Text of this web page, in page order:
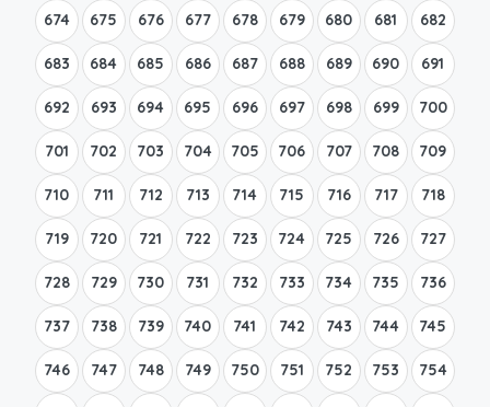
674 675 676 677 678 679 680 681 682
683 684 685 686 687 688 689 690 691
692 693 694 695 696 697 698 699 700
701 702 703 704 705 706 707 708 709
710 711 712 713 714 715 716 717 718
719 720 721 722 723 724 725 726 727
728 729 730 731 732 733 734 735 736
737 738 739 740 741 742 743 744 745
746 747 748 749 750 751 752 753 754